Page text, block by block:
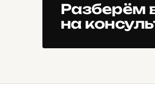
Разберём
на